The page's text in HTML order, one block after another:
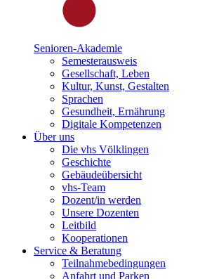
Senioren-Akademie
Semesterausweis
Gesellschaft, Leben
Kultur, Kunst, Gestalten
Sprachen
Gesundheit, Ernährung
Digitale Kompetenzen
Über uns
Die vhs Völklingen
Geschichte
Gebäudeübersicht
vhs-Team
Dozent/in werden
Unsere Dozenten
Leitbild
Kooperationen
Service & Beratung
Teilnahmebedingungen
Anfahrt und Parken